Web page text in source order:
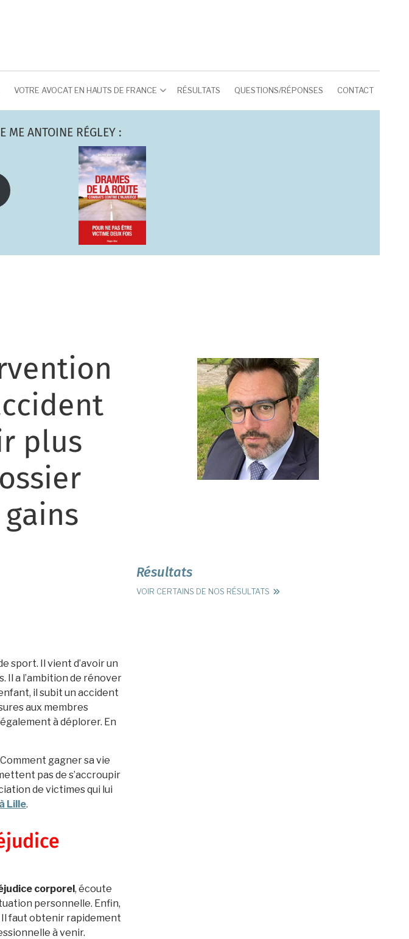
VOTRE AVOCAT EN HAUTS DE FRANCE RÉSULTATS QUESTIONS/RÉPONSES CONTACT
ME ANTOINE RÉGLEY :
plus
sport. Il vient d’avoir un
Il a l’ambition de rénover
il subit un accident
aux membres
à déplorer. En
gagner sa vie
pas de s’accroupir
de victimes qui lui
Lille.
corporel, écoute
personnelle. Enfin,
Il faut obtenir rapidement
à venir.
Résultats
VOIR CERTAINS DE NOS RÉSULTATS